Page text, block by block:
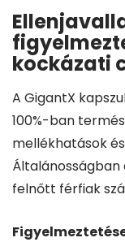
kockázati
A GigantX
100%-ban
mellékhatások
Általánosságban
felnőtt férfiak